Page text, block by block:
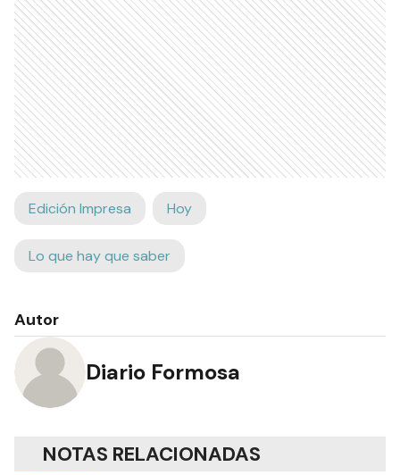
Edición Impresa Hoy
Lo que hay que saber
Autor
Diario Formosa
NOTAS RELACIONADAS